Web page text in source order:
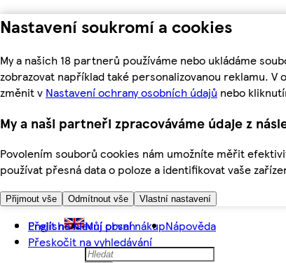
Nastavení soukromí a cookies
My a našich 18 partnerů používáme nebo ukládáme
zobrazovat například také personalizovanou reklamu.
změnit v Nastavení ochrany osobních údajů nebo
My a naši partneři zpracováváme údaje z
Povolením souborů cookies nám umožníte měřit
používat přesná data o poloze a identifikovat vaše
Přijmout vše Odmítnout vše Vlastní nastavení
Přejít na hlavní obsah
Přeskočit na vyhledávání
English Můj první nákupNápověda